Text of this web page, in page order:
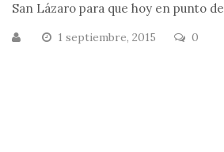
San Lázaro para que hoy en punto
1 septiembre, 2015 0